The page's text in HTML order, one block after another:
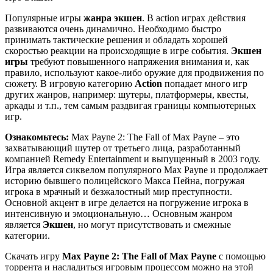
Популярные игры жанра экшен. В action играх действия
развиваются очень динамично. Необходимо быстро
принимать тактические решения и обладать хорошей
скоростью реакции на происходящие в игре события. Экшен
игры требуют повышенного напряжения внимания и, как
правило, используют какое-либо оружие для продвижения по
сюжету. В игровую категорию Action попадает много игр
других жанров, например: шутеры, платформеры, квесты,
аркады и т.п., тем самым раздвигая границы компьютерных
игр.
Ознакомьтесь: Max Payne 2: The Fall of Max Payne – это
захватывающий шутер от третьего лица, разработанный
компанией Remedy Entertainment и выпущенный в 2003 году.
Игра является сиквелом популярного Max Payne и продолжает
историю бывшего полицейского Макса Пейна, погружая
игрока в мрачный и безжалостный мир преступности.
Основной акцент в игре делается на погружение игрока в
интенсивную и эмоциональную… Основным жанром
является Экшен, но могут присутствовать и смежные
категории.
Скачать игру Max Payne 2: The Fall of Max Payne с помощью
торрента и насладиться игровым процессом можно на этой